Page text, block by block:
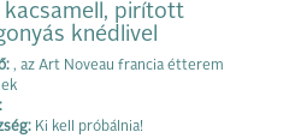
kacsamell, pirított
knédlivel
, az Art Noveau francia étterem
Ki kell próbálnia!